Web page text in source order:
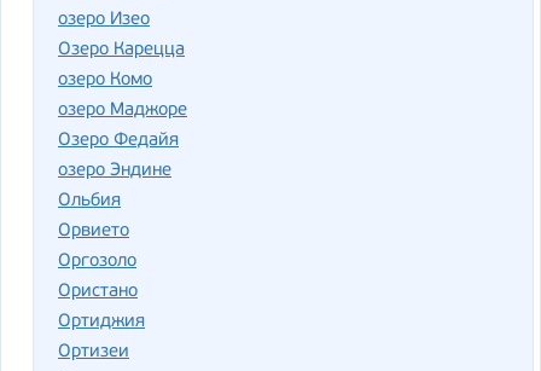
озеро Изео
Озеро Карецца
озеро Комо
озеро Маджоре
Озеро Федайя
озеро Эндине
Ольбия
Орвието
Оргозоло
Ористано
Ортиджия
Ортизеи